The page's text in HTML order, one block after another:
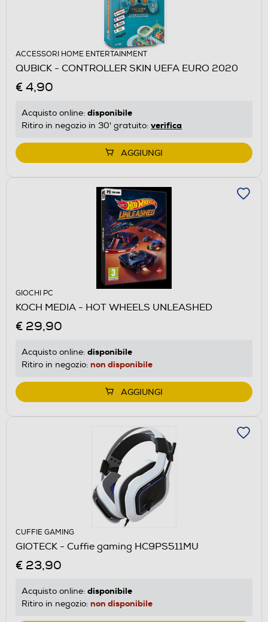
ACCESSORI HOME ENTERTAINMENT
QUBICK - CONTROLLER SKIN UEFA EURO 2020
€ 4,90
Acquisto online: disponibile
Ritiro in negozio in 30' gratuito: verifica
AGGIUNGI
GIOCHI PC
KOCH MEDIA - HOT WHEELS UNLEASHED
€ 29,90
Acquisto online: disponibile
Ritiro in negozio: non disponibile
AGGIUNGI
CUFFIE GAMING
GIOTECK - Cuffie gaming HC9PS511MU
€ 23,90
Acquisto online: disponibile
Ritiro in negozio: non disponibile